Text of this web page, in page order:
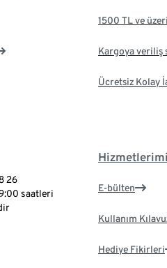
1500 TL ve
Kargoya veriliş
Ücretsiz Kolay
26
saatleri
E-bülten
Kullanım
Hediye Fikirleri